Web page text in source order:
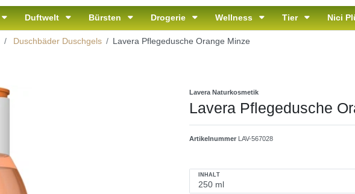
Duftwelt Bürsten Drogerie Wellness Tier Nici
Duschbäder Duschgels Lavera Pflegedusche Orange Minze
Lavera Naturkosmetik
Lavera Pflegedusche
Artikelnummer LAV-567028
INHALT